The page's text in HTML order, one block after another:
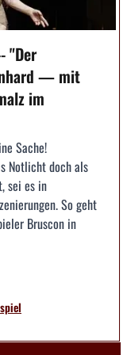
"Der
— mit
im
Sache!
Notlicht doch als
sei es in
So geht
Bruscon in